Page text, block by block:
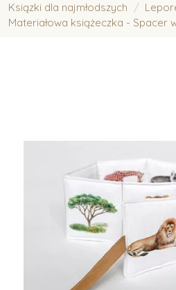
Ksiązki dla najmłodszych
Materiałowa książeczka - Spacer